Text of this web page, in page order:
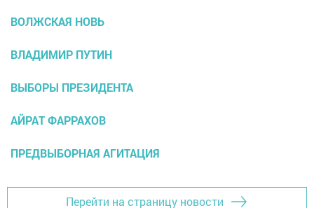
ВОЛЖСКАЯ НОВЬ
ВЛАДИМИР ПУТИН
ВЫБОРЫ ПРЕЗИДЕНТА
АЙРАТ ФАРРАХОВ
ПРЕДВЫБОРНАЯ АГИТАЦИЯ
Перейти на страницу новости